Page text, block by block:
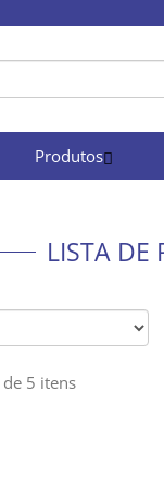
Produtos
LISTA DE
5 itens